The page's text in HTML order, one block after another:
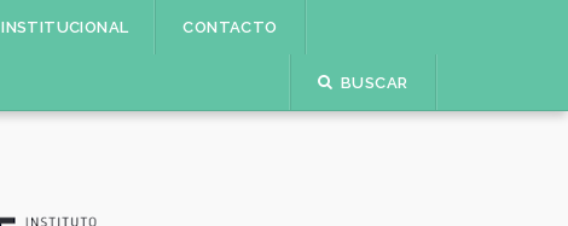
INSTITUCIONAL CONTACTO
BUSCAR